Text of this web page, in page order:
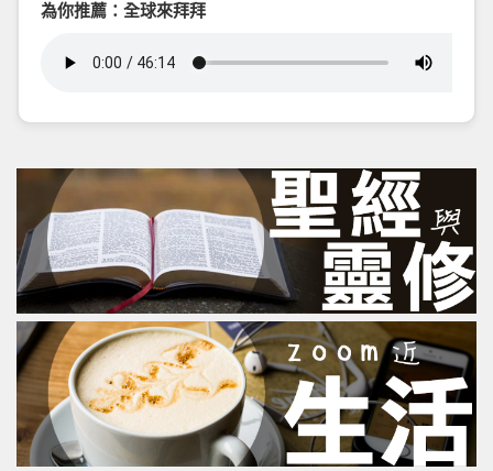
為你推薦：全球來拜拜